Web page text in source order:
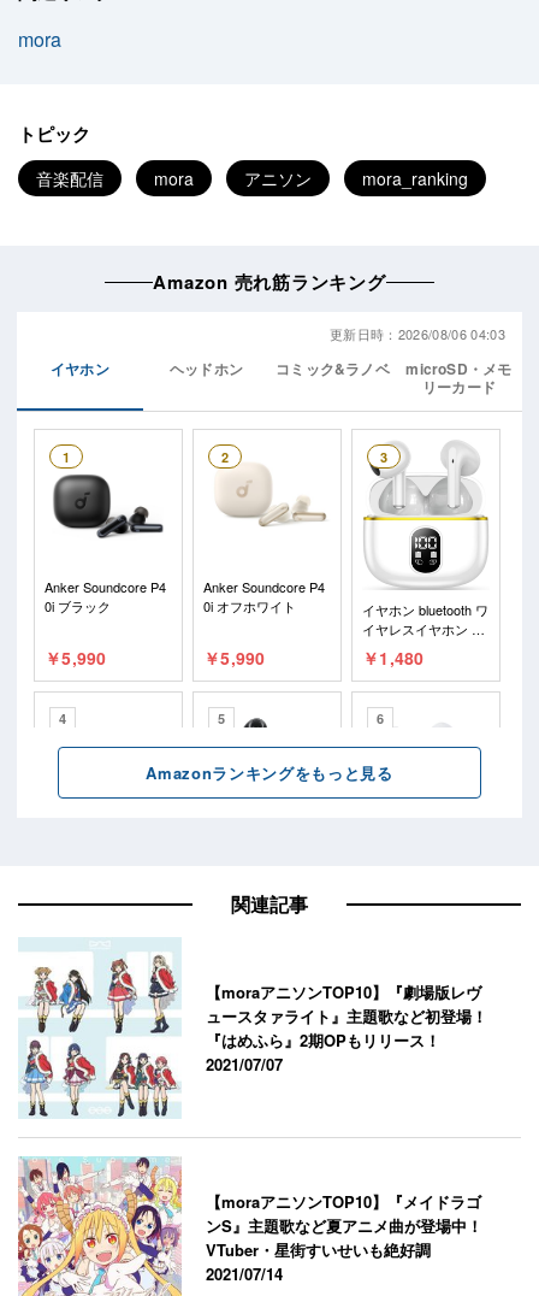
mora
トピック
音楽配信 mora アニソン mora_ranking
関連記事
【moraアニソンTOP10】『劇場版レヴ
ュースタァライト』主題歌など初登場！
『はめふら』2期OPもリリース！
2021/07/07
【moraアニソンTOP10】『メイドラゴ
ンS』主題歌など夏アニメ曲が登場中！
VTuber・星街すいせいも絶好調
2021/07/14